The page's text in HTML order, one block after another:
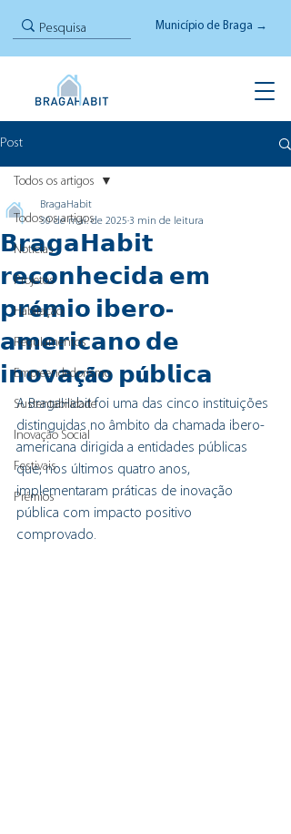
Município de Braga →
Post
Todos os artigos
Notícias
Projetos
Habitação
Regulamentos
Empreendedorismo
Sustentabilidade
Inovação Social
Festivais
Prémios
Todos os artigos
𝗕𝗿𝗮𝗴𝗮𝗛𝗮𝗯𝗶𝘁
𝗿𝗲𝗰𝗼𝗻𝗵𝗲𝗰𝗶𝗱𝗮 𝗲𝗺
𝗽𝗿é𝗺𝗶𝗼 𝗶𝗯𝗲𝗿𝗼-
𝗮𝗺𝗲𝗿𝗶𝗰𝗮𝗻𝗼 𝗱𝗲
𝗶𝗻𝗼𝘃𝗮çã𝗼 𝗽ú𝗯𝗹𝗶𝗰𝗮
BragaHabit
30 de mai. de 2025 3 min de leitura
A BragaHabit foi uma das cinco instituições
distinguidas no âmbito da chamada ibero-
americana dirigida a entidades públicas
que, nos últimos quatro anos,
implementaram práticas de inovação
pública com impacto positivo
comprovado.